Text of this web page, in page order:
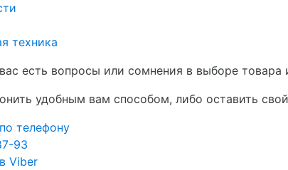
техника
есть вопросы или сомнения в выборе
удобным вам способом, либо оставить
телефону
93
Viber